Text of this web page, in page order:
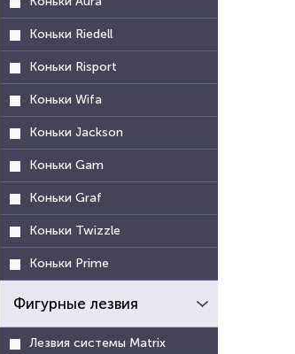
Коньки Riedell
Коньки Risport
Коньки Wifa
Коньки Jackson
Коньки Gam
Коньки Graf
Коньки Twizzle
Коньки Prime
Фигурные лезвия
Лезвия системы Matrix